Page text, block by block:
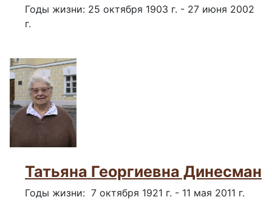
Годы жизни: 25 октября 1903 г. - 27 июня 2002
г.
Татьяна Георгиевна Динесман
Годы жизни: 7 октября 1921 г. - 11 мая 2011 г.